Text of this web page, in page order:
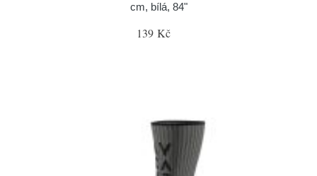
cm, bílá, 84"
139 Kč